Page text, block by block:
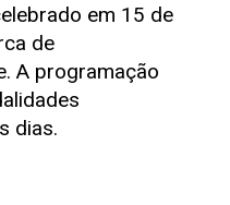
em 15 de
de
A programação
dias.